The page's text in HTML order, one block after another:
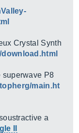
Crystal Synth
superwave P8
main.ht
a
II